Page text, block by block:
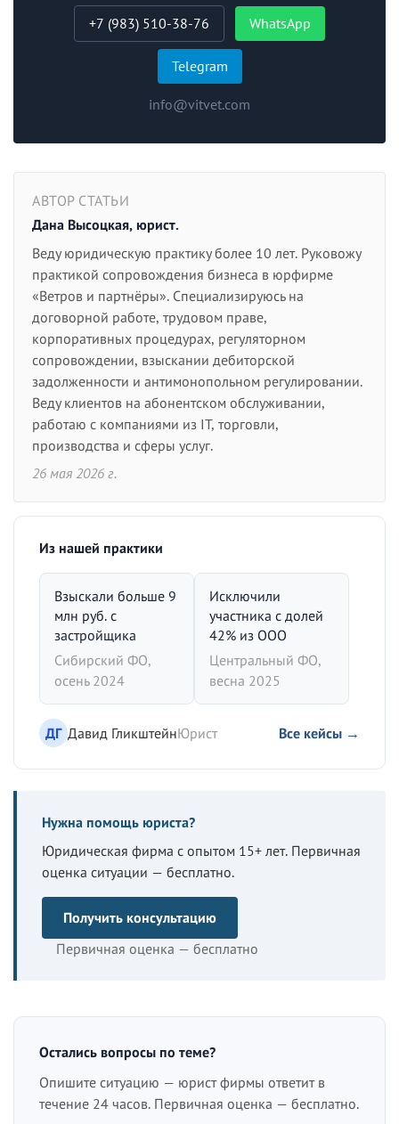
+7 (983) 510-38-76 WhatsApp
Telegram
info@vitvet.com
АВТОР СТАТЬИ
Дана Высоцкая, юрист.
Веду юридическую практику более 10 лет. Руковожу
практикой сопровождения бизнеса в юрфирме
«Ветров и партнёры». Специализируюсь на
договорной работе, трудовом праве,
корпоративных процедурах, регуляторном
сопровождении, взыскании дебиторской
задолженности и антимонопольном регулировании.
Веду клиентов на абонентском обслуживании,
работаю с компаниями из IT, торговли,
производства и сферы услуг.
26 мая 2026 г.
Из нашей практики
Взыскали больше 9
млн руб. с
застройщика
Сибирский ФО,
осень 2024
Исключили
участника с долей
42% из ООО
Центральный ФО,
весна 2025
ДГ Давид ГликштейнЮрист Все кейсы →
Нужна помощь юриста?
Юридическая фирма с опытом 15+ лет. Первичная
оценка ситуации — бесплатно.
Получить консультацию
Первичная оценка — бесплатно
Остались вопросы по теме?
Опишите ситуацию — юрист фирмы ответит в
течение 24 часов. Первичная оценка — бесплатно.